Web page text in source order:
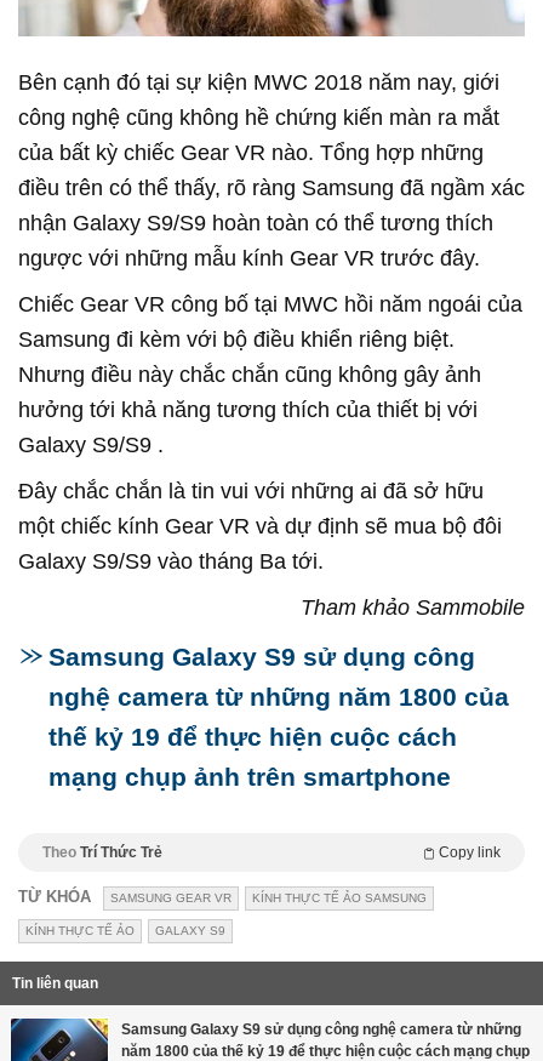
Bên cạnh đó tại sự kiện MWC 2018 năm nay, giới
công nghệ cũng không hề chứng kiến màn ra mắt
của bất kỳ chiếc Gear VR nào. Tổng hợp những
điều trên có thể thấy, rõ ràng Samsung đã ngầm xác
nhận Galaxy S9/S9 hoàn toàn có thể tương thích
ngược với những mẫu kính Gear VR trước đây.
Chiếc Gear VR công bố tại MWC hồi năm ngoái của
Samsung đi kèm với bộ điều khiển riêng biệt.
Nhưng điều này chắc chắn cũng không gây ảnh
hưởng tới khả năng tương thích của thiết bị với
Galaxy S9/S9 .
Đây chắc chắn là tin vui với những ai đã sở hữu
một chiếc kính Gear VR và dự định sẽ mua bộ đôi
Galaxy S9/S9 vào tháng Ba tới.
Tham khảo Sammobile
Samsung Galaxy S9 sử dụng công
nghệ camera từ những năm 1800 của
thế kỷ 19 để thực hiện cuộc cách
mạng chụp ảnh trên smartphone
Theo Trí Thức Trẻ Copy link
TỪ KHÓA SAMSUNG GEAR VR KÍNH THỰC TẾ ẢO SAMSUNG
KÍNH THỰC TẾ ẢO GALAXY S9
Tin liên quan
Samsung Galaxy S9 sử dụng công nghệ camera từ những
năm 1800 của thế kỷ 19 để thực hiện cuộc cách mạng chụp